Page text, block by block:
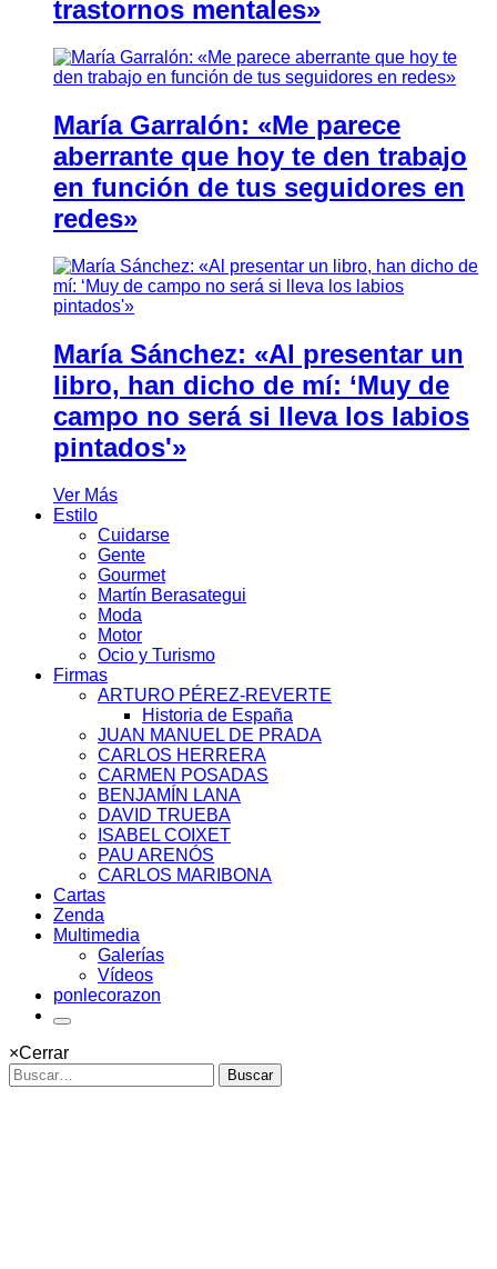
trastornos mentales»
María Garralón: «Me parece
aberrante que hoy te den trabajo
en función de tus seguidores en
redes»
María Sánchez: «Al presentar un
libro, han dicho de mí: ‘Muy de
campo no será si lleva los labios
pintados'»
Ver Más
Estilo
Cuidarse
Gente
Gourmet
Martín Berasategui
Moda
Motor
Ocio y Turismo
Firmas
ARTURO PÉREZ-REVERTE
Historia de España
JUAN MANUEL DE PRADA
CARLOS HERRERA
CARMEN POSADAS
BENJAMÍN LANA
DAVID TRUEBA
ISABEL COIXET
PAU ARENÓS
CARLOS MARIBONA
Cartas
Zenda
Multimedia
Galerías
Vídeos
ponlecorazon
×Cerrar
Buscar